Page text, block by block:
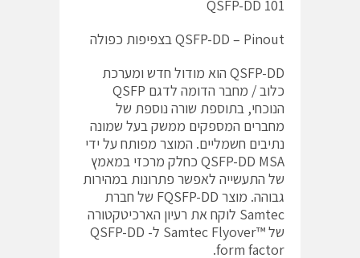
QSFP-DD 101
QSFP-DD – Pinout בצפיפות כפולה
QSFP-DD הוא מודול חדש ומערכת
כלוב / מחבר הדומה לדגם QSFP
הנוכחי, בתוספת שורה נוספת של
מחברים המספקים ממשק בעל שמונה
נתיבים חשמליים. המוצר מפותח על ידי
QSFP-DD MSA כחלק מרכזי במאמץ
של התעשייה לאפשר פתרונות במהירות
גבוהה. מוצר FQSFP-DD של חברת
Samtec לוקח את רעיון הארכיטקטורה
של ™Samtec Flyover ל- QSFP-DD
form factor.